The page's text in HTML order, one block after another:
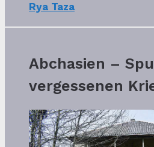
Rya Taza
Abchasien –
vergessenen